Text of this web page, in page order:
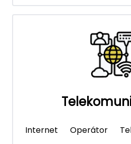
Internet Operátor